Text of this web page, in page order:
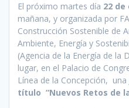
El próximo martes día 22
mañana, y organizada por
Construcción Sostenible de
Ambiente, Energía y
(Agencia de la Energía de la
lugar, en el Palacio de
Línea de la Concepción, una
título “Nuevos Retos de